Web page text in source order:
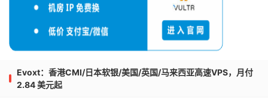
Evoxt：香港CMI/日本软银/美国/英国/马来西亚高速VPS，月付
2.84 美元起